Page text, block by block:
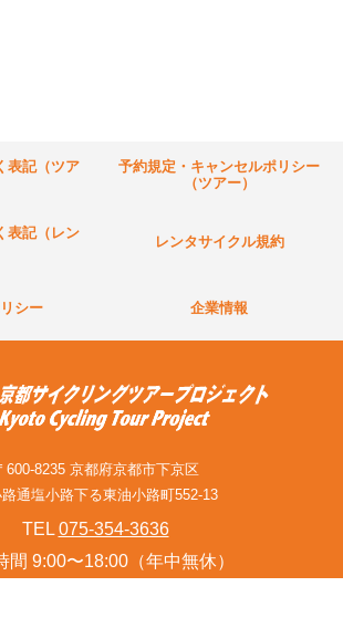
表記（ツア
予約規定・キャンセルポリシー
（ツアー）
表記（レン
レンタサイクル規約
シー 企業情報
600-8235 京都府京都市下京区
通塩小路下る東油小路町552-13
TEL 075-354-3636
間 9:00〜18:00（年中無休）